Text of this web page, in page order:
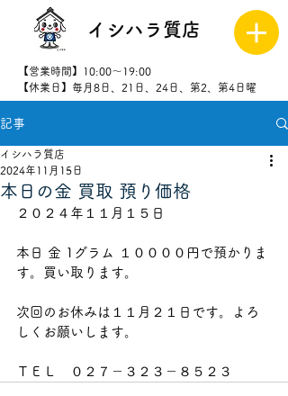
イシハラ質店
【営業時間】10:00～19:00
【休業日】毎月8日、21日、24日、第2、第4日曜
8523
記事
本日の金 買取 預り価格
イシハラ質店
2024年11月15日
２０２４年１１月１５日
本日 金 1グラム １００００ 円で預かりま
す。買い取ります。
次回のお休みは１１月２１ 日です。よろ
しくお願いします。
ＴＥＬ　０２７－３２３－８５２３